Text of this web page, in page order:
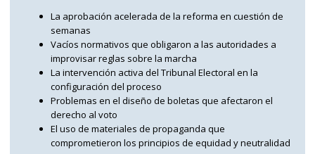
La aprobación acelerada de la reforma en cuestión de
semanas
Vacíos normativos que obligaron a las autoridades a
improvisar reglas sobre la marcha
La intervención activa del Tribunal Electoral en la
configuración del proceso
Problemas en el diseño de boletas que afectaron el
derecho al voto
El uso de materiales de propaganda que
comprometieron los principios de equidad y neutralidad